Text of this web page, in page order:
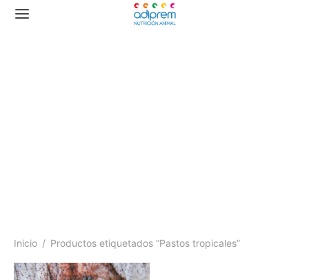
Inicio / Productos etiquetados “Pastos tropicales”